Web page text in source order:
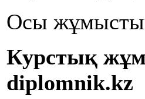
Осы
Курстық
diplomnik.kz